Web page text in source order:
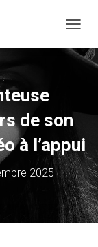
É
A
N
A
V
I
G
A
de son
à l’appui
2025